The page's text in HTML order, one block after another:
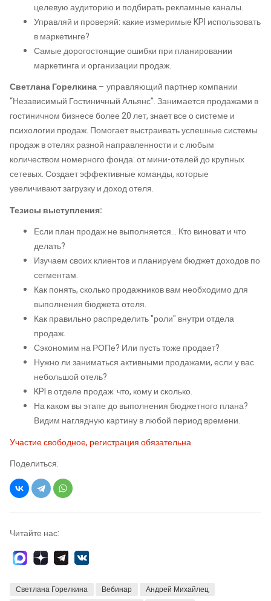
целевую аудиторию и подбирать рекламные каналы.
Управляй и проверяй: какие измеримые KPI использовать
в маркетинге?
Самые дорогостоящие ошибки при планировании
маркетинга и организации продаж.
Светлана Горелкина– управляющий партнер компании
“Независимый Гостиничный Альянс”. Занимается продажами в
гостиничном бизнесе более 20 лет, знает все о системе и
психологии продаж. Помогает выстраивать успешные системы
продаж в отелях разной направленности и с любым
количеством номерного фонда: от мини-отелей до крупных
сетевых. Создает эффективные команды, которые
увеличивают загрузку и доход отеля.
Тезисы выступления:
Если план продаж не выполняется... Кто виноват и что
делать?
Изучаем своих клиентов и планируем бюджет доходов по
сегментам.
Как понять, сколько продажников вам необходимо для
выполнения бюджета отеля.
Как правильно распределить "роли" внутри отдела
продаж.
Сэкономим на РОПе? Или пусть тоже продает?
Нужно ли заниматься активными продажами, если у вас
небольшой отель?
KPI в отделе продаж: что, кому и сколько.
На каком вы этапе до выполнения бюджетного плана?
Видим наглядную картину в любой период времени.
Участие свободное, регистрация обязательна
Поделиться:
Читайте нас:
Светлана Горелкина Вебинар
Андрей Михайлец